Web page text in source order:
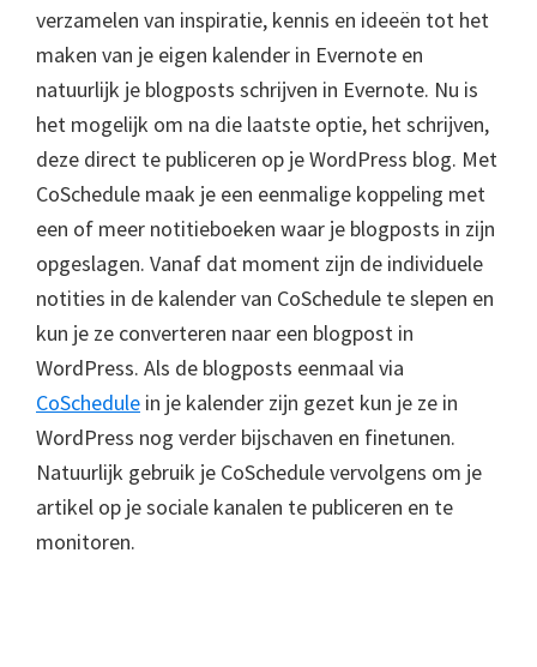
verzamelen van inspiratie, kennis en ideeën tot het
maken van je eigen kalender in Evernote en
natuurlijk je blogposts schrijven in Evernote. Nu is
het mogelijk om na die laatste optie, het schrijven,
deze direct te publiceren op je WordPress blog. Met
CoSchedule maak je een eenmalige koppeling met
een of meer notitieboeken waar je blogposts in zijn
opgeslagen. Vanaf dat moment zijn de individuele
notities in de kalender van CoSchedule te slepen en
kun je ze converteren naar een blogpost in
WordPress. Als de blogposts eenmaal via
CoSchedule in je kalender zijn gezet kun je ze in
WordPress nog verder bijschaven en finetunen.
Natuurlijk gebruik je CoSchedule vervolgens om je
artikel op je sociale kanalen te publiceren en te
monitoren.